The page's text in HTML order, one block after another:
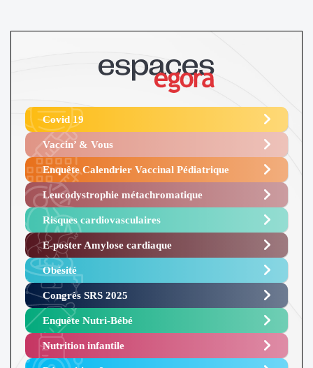
Covid 19
Vaccin’ & Vous
Enquête Calendrier Vaccinal Pédiatrique
Leucodystrophie métachromatique
Risques cardiovasculaires
E-poster Amylose cardiaque ​
Obésité ​
Congrès SRS 2025 ​
Enquête Nutri-Bébé ​
Nutrition infantile